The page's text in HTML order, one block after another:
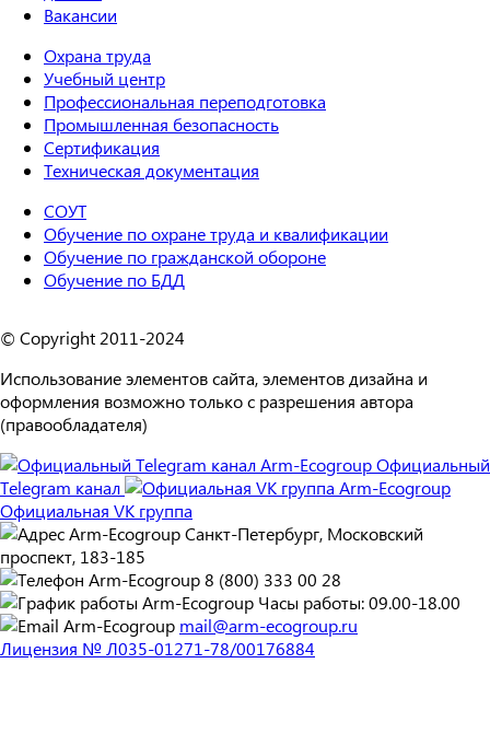
Вакансии
Охрана труда
Учебный центр
Профессиональная переподготовка
Промышленная безопасность
Сертификация
Техническая документация
СОУТ
Обучение по охране труда и квалификации
Обучение по гражданской обороне
Обучение по БДД
© Copyright 2011-2024
Использование элементов сайта, элементов дизайна и
оформления возможно только с разрешения автора
(правообладателя)
Официальный
Telegram канал
Официальная VK группа
Санкт-Петербург, Московский
проспект, 183-185
8 (800) 333 00 28
Часы работы: 09.00-18.00
mail@arm-ecogroup.ru
Лицензия № Л035-01271-78/00176884